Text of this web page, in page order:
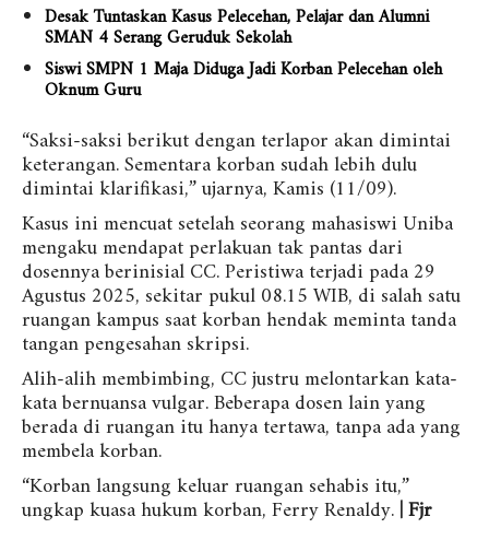
Desak Tuntaskan Kasus Pelecehan, Pelajar dan Alumni
SMAN 4 Serang Geruduk Sekolah
Siswi SMPN 1 Maja Diduga Jadi Korban Pelecehan oleh
Oknum Guru
“Saksi-saksi berikut dengan terlapor akan dimintai
keterangan. Sementara korban sudah lebih dulu
dimintai klarifikasi,” ujarnya, Kamis (11/09).
Kasus ini mencuat setelah seorang mahasiswi Uniba
mengaku mendapat perlakuan tak pantas dari
dosennya berinisial CC. Peristiwa terjadi pada 29
Agustus 2025, sekitar pukul 08.15 WIB, di salah satu
ruangan kampus saat korban hendak meminta tanda
tangan pengesahan skripsi.
Alih-alih membimbing, CC justru melontarkan kata-
kata bernuansa vulgar. Beberapa dosen lain yang
berada di ruangan itu hanya tertawa, tanpa ada yang
membela korban.
“Korban langsung keluar ruangan sehabis itu,”
ungkap kuasa hukum korban, Ferry Renaldy.| Fjr